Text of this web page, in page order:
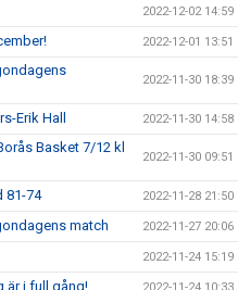
2022-12-02 14:59
2022-12-01 13:51
2022-11-30 18:39
Erik Hall 2022-11-30 14:58
Basket 7/12 kl
2022-11-30 09:51
81-74 2022-11-28 21:50
match 2022-11-27 20:06
2022-11-24 15:19
är i full gång! 2022-11-24 10:33